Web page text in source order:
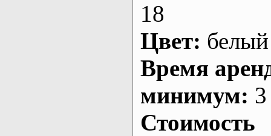
18
Цвет: белый
Время
минимум:
Стоимость